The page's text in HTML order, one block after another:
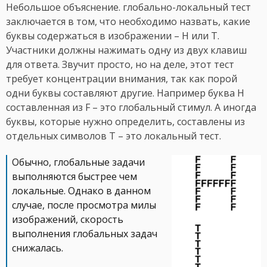
Небольшое объяснение. глобально-локальный тест
заключается в том, что необходимо назвать, какие
буквы содержаться в изображении – H или T.
Участники должны нажимать одну из двух клавиш
для ответа. Звучит просто, но на деле, этот тест
требует концентрации внимания, так как порой
одни буквы составляют другие. Например буква H
составленная из F – это глобальный стимул. А иногда
буквы, которые нужно определить, составлены из
отдельных символов T – это локальный тест.
Обычно, глобальные задачи
выполняются быстрее чем
локальные. Однако в данном
случае, после просмотра милы
изображений, скорость
выполнения глобальных задач
снижалась.